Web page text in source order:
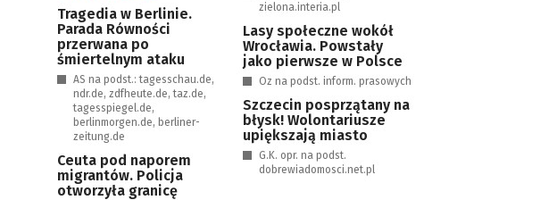
Tragedia w Berlinie.
Parada Równości
przerwana po
śmiertelnym ataku
AS na podst.: tagesschau.de,
ndr.de, zdfheute.de, taz.de,
tagesspiegel.de,
berlinmorgen.de, berliner-
zeitung.de
Ceuta pod naporem
migrantów. Policja
otworzyła granicę
zielona.interia.pl
Lasy społeczne wokół
Wrocławia. Powstały
jako pierwsze w Polsce
Oz na podst. inform. prasowych
Szczecin posprzątany na
błysk! Wolontariusze
upiększają miasto
G.K. opr. na podst.
dobrewiadomosci.net.pl